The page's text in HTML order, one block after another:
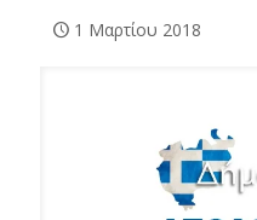
1 Μαρτίου 2018